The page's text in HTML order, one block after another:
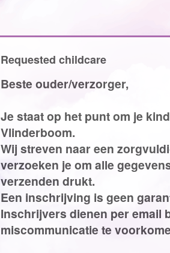
Requested childcare
Beste ouder/verzorger,
Je staat op het punt om je
Vlinderboom.
Wij streven naar een
verzoeken je om alle
verzenden drukt.
Een inschrijving is geen
Inschrijvers dienen per email
miscommunicatie te